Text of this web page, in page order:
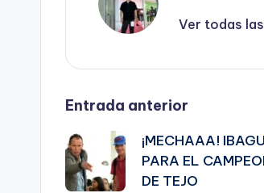
Ver todas
Navegación
de
Entrada anterior
¡MECHAAA!
PARA EL
DE TEJO